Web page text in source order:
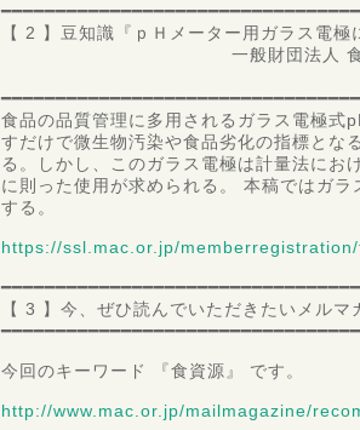
【 2 】豆知識『ｐＨメーター用ガラス電極
一般財団法人 食品分析開発
第一理化
食品の品質管理に多用されるガラス電極式
すだけで微生物汚染や食品劣化の指標とな
る。しかし、このガラス電極は計量法にお
に則った使用が求められる。 本稿ではガ
する。
https://ssl.mac.or.jp/
【 3 】今、ぜひ読んでいただきたいメルマ
今回のキーワード 『食資源』 です。
http://www.mac.or.jp/mailmagazine/